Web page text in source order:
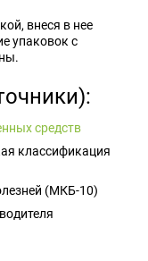
внеся в нее
упаковок с
средств
классификация
(МКБ-10)